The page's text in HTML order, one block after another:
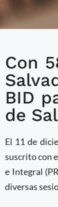
Con
BID
de
El 11 de
suscrito con
e Integral
diversas